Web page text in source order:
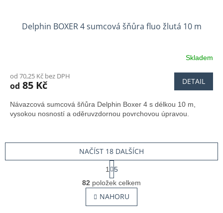
Delphin BOXER 4 sumcová šňůra fluo žlutá 10 m
Skladem
od 70,25 Kč bez DPH
od 85 Kč DETAIL
Návazcová sumcová šňůra Delphin Boxer 4 s délkou 10 m,
vysokou nosností a oděruvzdornou povrchovou úpravou.
O
v
l
á
NAČÍST 18 DALŠÍCH
S
t
r
á
n
k
1
5
82 položek celkem
NAHORU